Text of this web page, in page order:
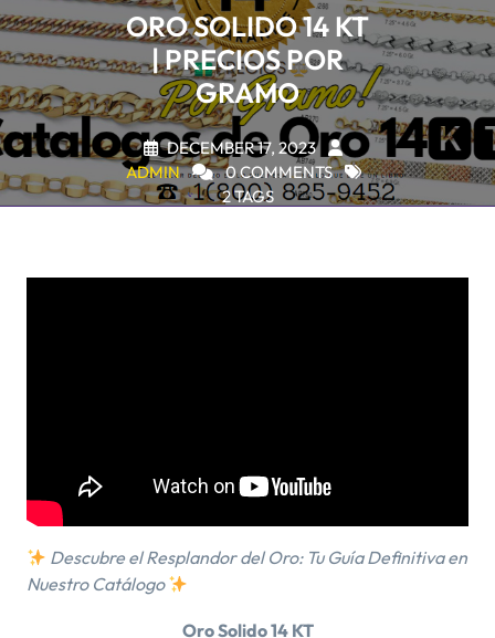
ORO SOLIDO 14 KT
| PRECIOS POR
GRAMO
DECEMBER 17, 2023
ADMIN
0 COMMENTS
2 TAGS
Descubre el Resplandor del Oro: Tu Guía Definitiva en
Nuestro Catálogo
Oro Solido 14 KT